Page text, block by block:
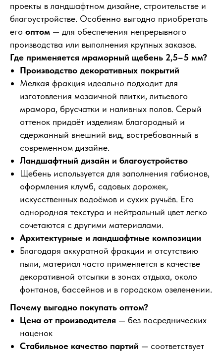
проекты в ландшафтном дизайне, строительстве и
благоустройстве. Особенно выгодно приобретать
его оптом — для обеспечения непрерывного
производства или выполнения крупных заказов.
Где применяется мраморный щебень 2,5–5 мм?
Производство декоративных покрытий
Мелкая фракция идеально подходит для
изготовления мозаичной плитки, литьевого
мрамора, брусчатки и наливных полов. Серый
оттенок придаёт изделиям благородный и
сдержанный внешний вид, востребованный в
современном дизайне.
Ландшафтный дизайн и благоустройство
Щебень используется для заполнения габионов,
оформления клумб, садовых дорожек,
искусственных водоёмов и сухих ручьёв. Его
однородная текстура и нейтральный цвет легко
сочетаются с другими материалами.
Архитектурные и ландшафтные композиции
Благодаря аккуратной фракции и отсутствию
пыли, материал часто применяется в качестве
декоративной отсыпки в зонах отдыха, около
фонтанов, бассейнов и в городском озеленении.
Почему выгодно покупать оптом?
Цена от производителя — без посреднических
наценок
Стабильное качество партий — соответствует